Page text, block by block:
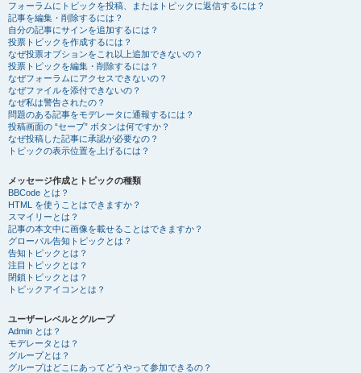
フォーラムにトピックを投稿、またはトピックに返信するには？
記事を編集・削除するには？
自分の記事にサインを追加するには？
投票トピックを作成するには？
なぜ投票オプションをこれ以上追加できないの？
投票トピックを編集・削除するには？
なぜフォーラムにアクセスできないの？
なぜファイルを添付できないの？
なぜ私は警告されたの？
問題のある記事をモデレータに通報するには？
投稿画面の “セーブ” ボタンは何ですか？
なぜ投稿した記事に承認が必要なの？
トピックの表示位置を上げるには？
メッセージ作成とトピックの種類
BBCode とは？
HTML を使うことはできますか？
スマイリーとは？
記事の本文中に画像を載せることはできますか？
グローバル告知トピックとは？
告知トピックとは？
注目トピックとは？
閉鎖トピックとは？
トピックアイコンとは？
ユーザーレベルとグループ
Admin とは？
モデレータとは？
グループとは？
グループはどこにあってどうやって参加できるの？